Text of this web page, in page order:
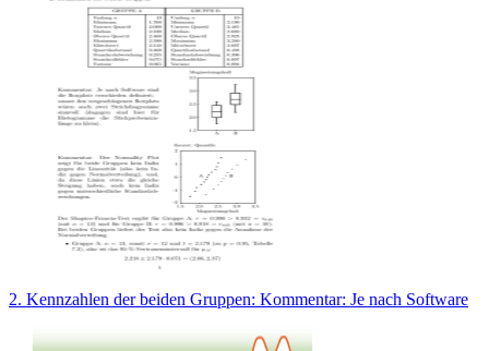
2. Kennzahlen der beiden Gruppen: Kommentar: Je nach Software